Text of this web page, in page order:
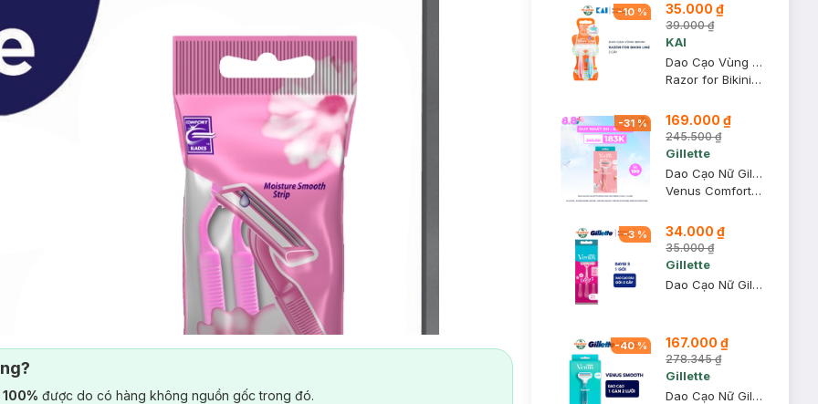
được do có hàng không nguồn gốc trong đó.
-10 % 35.000 ₫
39.000 ₫
KAI
Dao Cạo Vùng Bikini KAI (Vỉ 2 Cây)
Razor for Bikini Line
-31% 169.000 ₫
245.500 ₫
Gillette
Dao Cạo Nữ Gillette Venus Hoa Trà Trắng (1 Cán + 2 Lưỡi)
Venus Comfortglide White Tea
-3 % 34.000 ₫
35.000 ₫
Gillette
Dao Cạo Nữ Gillette Simply Venus Basic 3 Lưỡi (Vỉ 2 Cây)
-40% 167.000 ₫
278.345 ₫
Gillette
Dao Cạo Nữ Gillette Venus Smooth 2UP (1 Cán + 2 Lưỡi)